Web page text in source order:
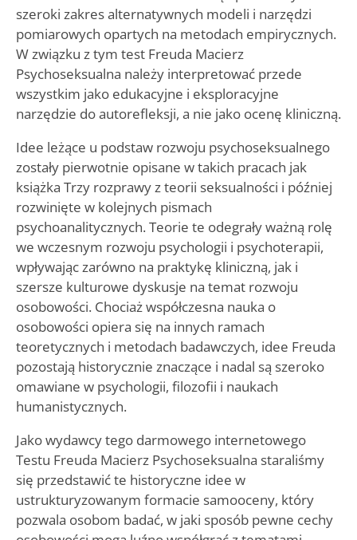
szeroki zakres alternatywnych modeli i narzędzi
pomiarowych opartych na metodach empirycznych.
W związku z tym test Freuda Macierz
Psychoseksualna należy interpretować przede
wszystkim jako edukacyjne i eksploracyjne
narzędzie do autorefleksji, a nie jako ocenę kliniczną.
Idee leżące u podstaw rozwoju psychoseksualnego
zostały pierwotnie opisane w takich pracach jak
książka Trzy rozprawy z teorii seksualności i później
rozwinięte w kolejnych pismach
psychoanalitycznych. Teorie te odegrały ważną rolę
we wczesnym rozwoju psychologii i psychoterapii,
wpływając zarówno na praktykę kliniczną, jak i
szersze kulturowe dyskusje na temat rozwoju
osobowości. Chociaż współczesna nauka o
osobowości opiera się na innych ramach
teoretycznych i metodach badawczych, idee Freuda
pozostają historycznie znaczące i nadal są szeroko
omawiane w psychologii, filozofii i naukach
humanistycznych.
Jako wydawcy tego darmowego internetowego
Testu Freuda Macierz Psychoseksualna staraliśmy
się przedstawić te historyczne idee w
ustrukturyzowanym formacie samooceny, który
pozwala osobom badać, w jaki sposób pewne cechy